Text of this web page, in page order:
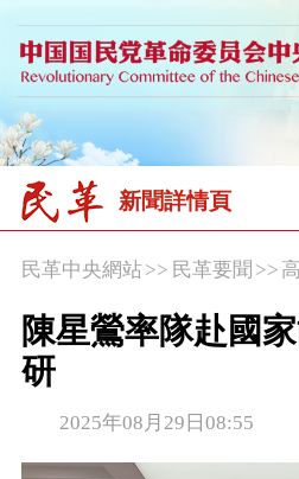
新聞詳情頁
民革中央網站>> 民革要聞 >>
陳星鶯率隊赴國
研
2025年08月29日08:55